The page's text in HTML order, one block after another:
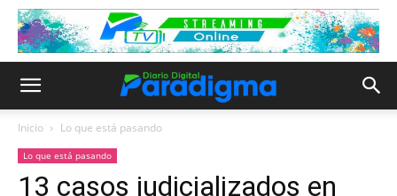
Inicio Lo que está pasando
Lo que está pasando
13 casos judicializados en